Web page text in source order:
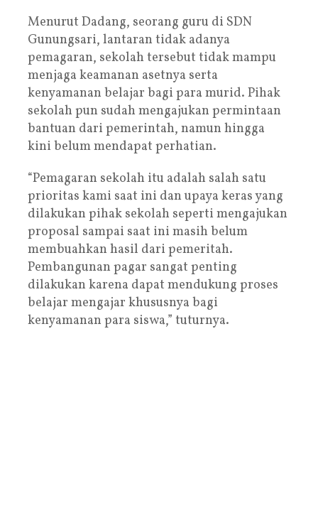
Menurut Dadang, seorang guru di SDN
Gunungsari, lantaran tidak adanya
pemagaran, sekolah tersebut tidak mampu
menjaga keamanan asetnya serta
kenyamanan belajar bagi para murid. Pihak
sekolah pun sudah mengajukan permintaan
bantuan dari pemerintah, namun hingga
kini belum mendapat perhatian.
“Pemagaran sekolah itu adalah salah satu
prioritas kami saat ini dan upaya keras yang
dilakukan pihak sekolah seperti mengajukan
proposal sampai saat ini masih belum
membuahkan hasil dari pemeritah.
Pembangunan pagar sangat penting
dilakukan karena dapat mendukung proses
belajar mengajar khususnya bagi
kenyamanan para siswa,” tuturnya.